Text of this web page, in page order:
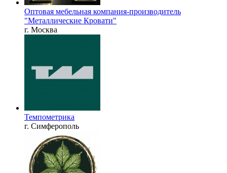
Оптовая мебельная компания-производитель
"Металлические Кровати"
г. Москва
Темпометрика
г. Симферополь